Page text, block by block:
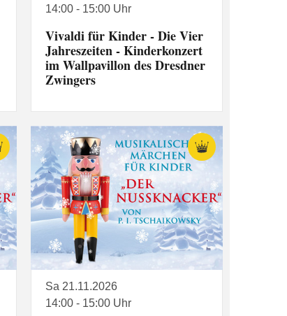
14:00 - 15:00 Uhr
Vivaldi für Kinder - Die Vier
Jahreszeiten - Kinderkonzert
im Wallpavillon des Dresdner
Zwingers
Sa 21.11.2026
14:00 - 15:00 Uhr